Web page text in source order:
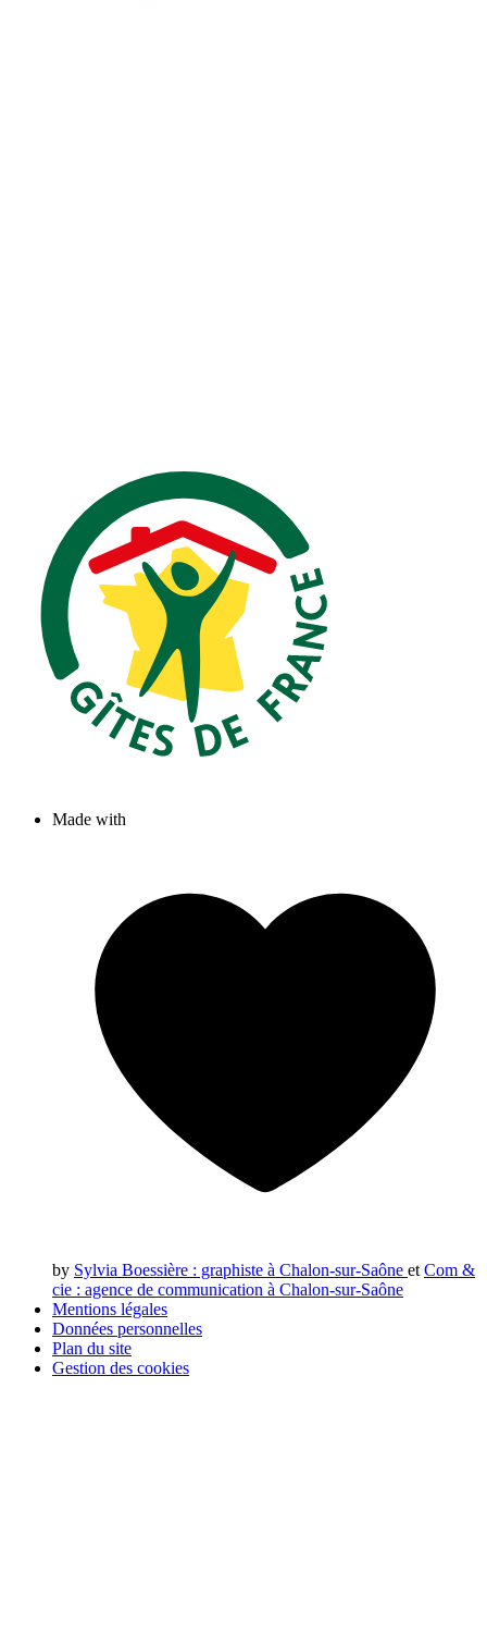
Made with
by Sylvia Boessière : graphiste à Chalon-sur-Saône et Com &
cie : agence de communication à Chalon-sur-Saône
Mentions légales
Données personnelles
Plan du site
Gestion des cookies